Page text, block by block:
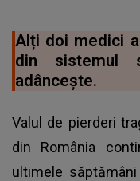
Alți doi medici
din sistemul
adâncește.
Valul de pierderi
din România
ultimele